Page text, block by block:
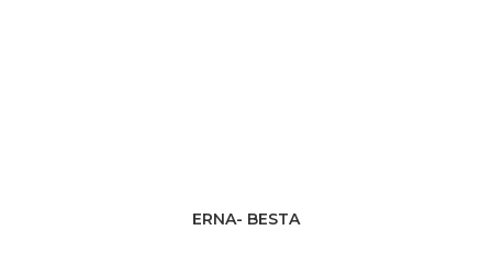
ERNA- BESTA